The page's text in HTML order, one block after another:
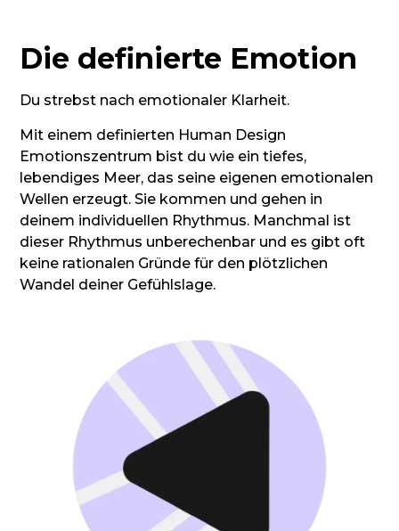
Die definierte Emotion
Du strebst nach emotionaler Klarheit.
Mit einem definierten Human Design
Emotionszentrum bist du wie ein tiefes,
lebendiges Meer, das seine eigenen emotionalen
Wellen erzeugt. Sie kommen und gehen in
deinem individuellen Rhythmus. Manchmal ist
dieser Rhythmus unberechenbar und es gibt oft
keine rationalen Gründe für den plötzlichen
Wandel deiner Gefühlslage.